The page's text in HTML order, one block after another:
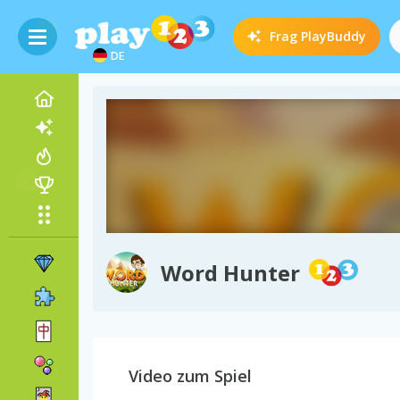
DE
Frag PlayBuddy
Word Hunter
Video zum Spiel